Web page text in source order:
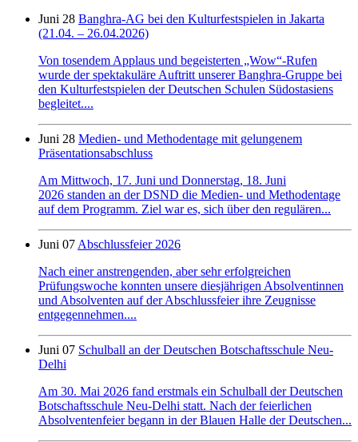
Juni 28 Banghra-AG bei den Kulturfestspielen in Jakarta
(21.04. – 26.04.2026)
Von tosendem Applaus und begeisterten „Wow“-Rufen
wurde der spektakuläre Auftritt unserer Banghra-Gruppe bei
den Kulturfestspielen der Deutschen Schulen Südostasiens
begleitet....
Juni 28 Medien- und Methodentage mit gelungenem
Präsentationsabschluss
Am Mittwoch, 17. Juni und Donnerstag, 18. Juni
2026 standen an der DSND die Medien- und Methodentage
auf dem Programm. Ziel war es, sich über den regulären...
Juni 07Abschlussfeier 2026
Nach einer anstrengenden, aber sehr erfolgreichen
Prüfungswoche konnten unsere diesjährigen Absolventinnen
und Absolventen auf der Abschlussfeier ihre Zeugnisse
entgegennehmen....
Juni 07 Schulball an der Deutschen Botschaftsschule Neu-
Delhi
Am 30. Mai 2026 fand erstmals ein Schulball der Deutschen
Botschaftsschule Neu-Delhi statt. Nach der feierlichen
Absolventenfeier begann in der Blauen Halle der Deutschen...